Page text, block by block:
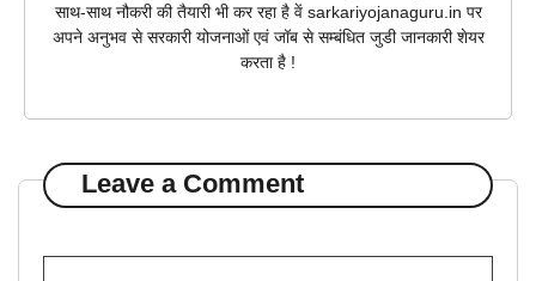
साथ-साथ नौकरी की तैयारी भी कर रहा है वें sarkariyojanaguru.in पर
अपने अनुभव से सरकारी योजनाओं एवं जॉब से सम्बंधित जुडी जानकारी शेयर
करता है !
Leave a Comment